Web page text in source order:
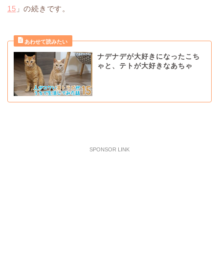
15 」の続きです。
ナデナデが大好きになったこち
ゃと、テトが大好きなあちゃ
SPONSOR LINK